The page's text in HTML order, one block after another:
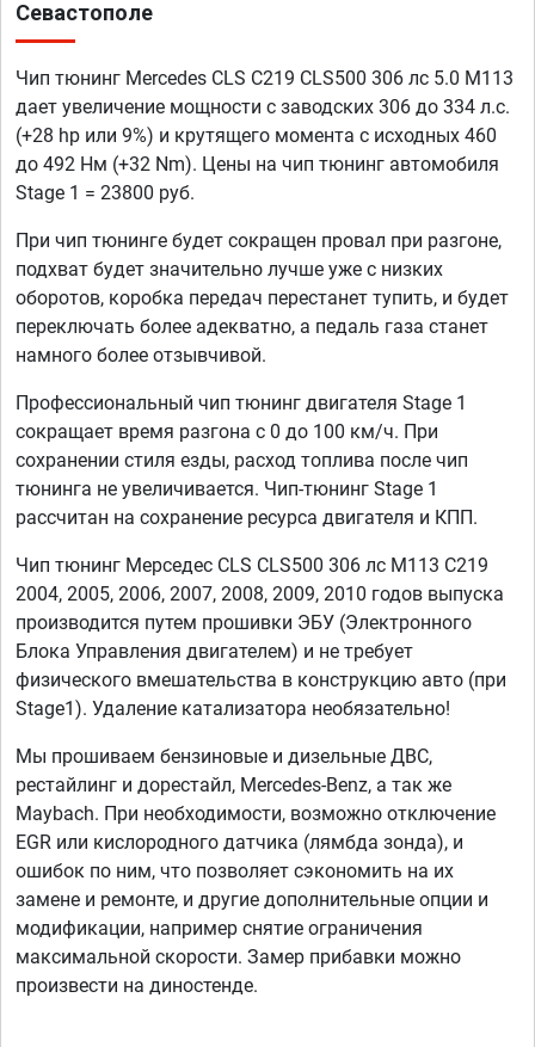
Севастополе
Чип тюнинг Mercedes CLS C219 CLS500 306 лс 5.0 M113
дает увеличение мощности с заводских 306 до 334 л.с.
(+28 hp или 9%) и крутящего момента с исходных 460
до 492 Нм (+32 Nm). Цены на чип тюнинг автомобиля
Stage 1 = 23800 руб.
При чип тюнинге будет сокращен провал при разгоне,
подхват будет значительно лучше уже с низких
оборотов, коробка передач перестанет тупить, и будет
переключать более адекватно, а педаль газа станет
намного более отзывчивой.
Профессиональный чип тюнинг двигателя Stage 1
сокращает время разгона с 0 до 100 км/ч. При
сохранении стиля езды, расход топлива после чип
тюнинга не увеличивается. Чип-тюнинг Stage 1
рассчитан на сохранение ресурса двигателя и КПП.
Чип тюнинг Мерседес CLS CLS500 306 лс M113 C219
2004, 2005, 2006, 2007, 2008, 2009, 2010 годов выпуска
производится путем прошивки ЭБУ (Электронного
Блока Управления двигателем) и не требует
физического вмешательства в конструкцию авто (при
Stage1). Удаление катализатора необязательно!
Мы прошиваем бензиновые и дизельные ДВС,
рестайлинг и дорестайл, Mercedes-Benz, а так же
Maybach. При необходимости, возможно отключение
EGR или кислородного датчика (лямбда зонда), и
ошибок по ним, что позволяет сэкономить на их
замене и ремонте, и другие дополнительные опции и
модификации, например снятие ограничения
максимальной скорости. Замер прибавки можно
произвести на диностенде.